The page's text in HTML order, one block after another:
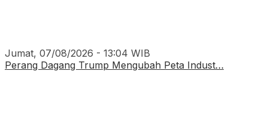
Jumat, 07/08/2026 - 13:04 WIB
Perang Dagang Trump Mengubah Peta Indust…